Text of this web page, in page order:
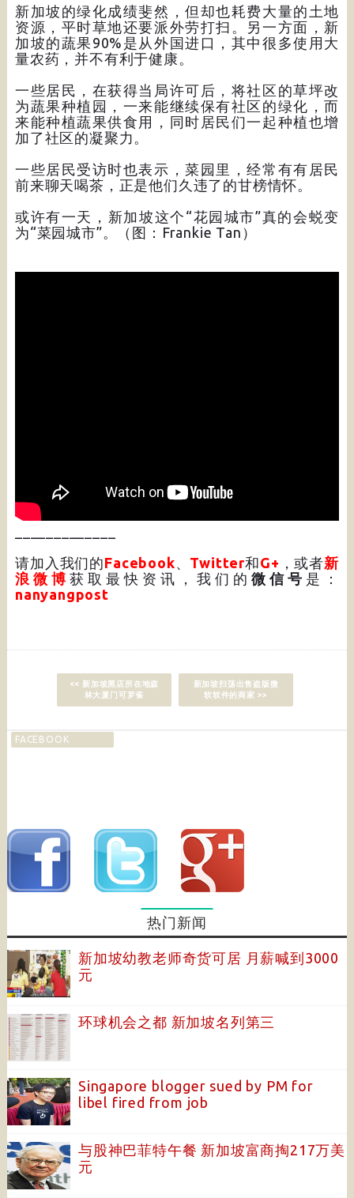
新加坡的绿化成绩斐然，但却也耗费大量的土地
资源，平时草地还要派外劳打扫。另一方面，新
加坡的蔬果90%是从外国进口，其中很多使用大
量农药，并不有利于健康。
一些居民，在获得当局许可后，将社区的草坪改
为蔬果种植园，一来能继续保有社区的绿化，而
来能种植蔬果供食用，同时居民们一起种植也增
加了社区的凝聚力。
一些居民受访时也表示，菜园里，经常有有居民
前来聊天喝茶，正是他们久违了的甘榜情怀。
或许有一天，新加坡这个“花园城市”真的会蜕变
为“菜园城市”。（图：Frankie Tan）
请加入我们的Facebook Twitter和G+ ，或者新
浪微博 获取最快资讯，我们的微信号 是：
nanyangpost
<< 新加坡黑店所在地森
林大厦门可罗雀
新加坡扫荡出售盗版微
软软件的商家 >>
FACEBOOK
热门新闻
新加坡幼教老师奇货可居 月薪喊到3000
元
环球机会之都 新加坡名列第三
Singapore blogger sued by PM for
libel fired from job
与股神巴菲特午餐 新加坡富商掏217万美
元